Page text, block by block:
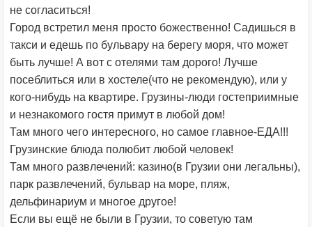
не согласиться!
Город встретил меня просто божественно! Садишься в
такси и едешь по бульвару на берегу моря, что может
быть лучше! А вот с отелями там дорого! Лучше
посеблиться или в хостеле(что не рекомендую), или у
кого-нибудь на квартире. Грузины-люди гостеприимные
и незнакомого гостя примут в любой дом!
Там много чего интересного, но самое главное-ЕДА!!!
Грузинские блюда полюбит любой человек!
Там много развлечений: казино(в Грузии они легальны),
парк развлечений, бульвар на море, пляж,
дельфинариум и многое другое!
Если вы ещё не были в Грузии, то советую там